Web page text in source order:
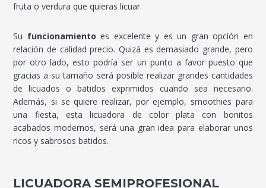
fruta o verdura que quieras licuar.
Su funcionamiento es excelente y es un gran opción en
relación de calidad precio. Quizá es demasiado grande, pero
por otro lado, esto podría ser un punto a favor puesto que
gracias a su tamaño será posible realizar grandes cantidades
de licuados o batidos exprimidos cuando sea necesario.
Además, si se quiere realizar, por ejemplo, smoothies para
una fiesta, esta licuadora de color plata con bonitos
acabados modernos, será una gran idea para elaborar unos
ricos y sabrosos batidos.
LICUADORA SEMIPROFESIONAL